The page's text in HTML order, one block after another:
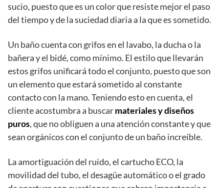
sucio, puesto que es un color que resiste mejor el paso
del tiempo y de la suciedad diaria a la que es sometido.
Un baño cuenta con grifos en el lavabo, la ducha o la
bañera y el bidé, como mínimo. El estilo que llevarán
estos grifos unificará todo el conjunto, puesto que son
un elemento que estará sometido al constante
contacto con la mano. Teniendo esto en cuenta, el
cliente acostumbra a buscarmateriales y diseños
puros, que no obliguen a una atención constante y que
sean orgánicos con el conjunto de un baño increíble.
La amortiguación del ruido, el cartucho ECO, la
movilidad del tubo, el desagüe automático o el grado